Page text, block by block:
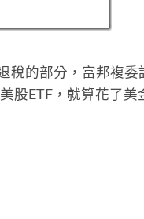
的部分，富邦複委
股ETF，就算花了美